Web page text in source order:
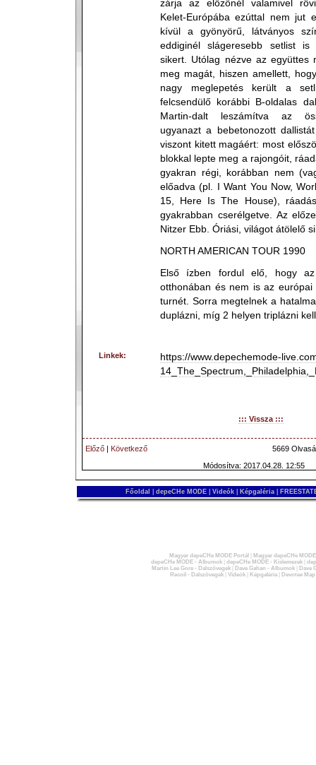
zárja az előzőnél valamivel
Kelet-Európába ezúttal nem jut
kívül a gyönyörű, látványos
eddiginél slágeresebb setlist
sikert. Utólag nézve az együttes
meg magát, hiszen amellett,
nagy meglepetés került a
felcsendülő korábbi B-oldalas
Martin-dalt leszámítva az
ugyanazt a bebetonozott
viszont kitett magáért: most
blokkal lepte meg a rajongóit,
gyakran régi, korábban nem
előadva (pl. I Want You Now,
15, Here Is The House),
gyakrabban cserélgetve. Az
Nitzer Ebb. Óriási, világot átölelő
NORTH AMERICAN TOUR 1990
Első ízben fordul elő, hogy
otthonában és nem is az
turnét. Sorra megtelnek a
duplázni, míg 2 helyen triplázni
Linkek:
https://www.depechemode-
::: Vissza :::
Előző | Következő
5669
Módosítva: 2017.04.28. 12:55
Főoldal depeCHe MODE Videók Képgaléria
Magyar depeCHe MODE Portál
Magyar depeCHe
depeCHe MODE - Albumok| depeCHe MODE - Kislemezek|
Martin Lee Gore - Dalszövegek| Dave Gahan - Albumok|
Dave
Recoil - Dalszövegek| Videók| Képgaléria| Devotee Map